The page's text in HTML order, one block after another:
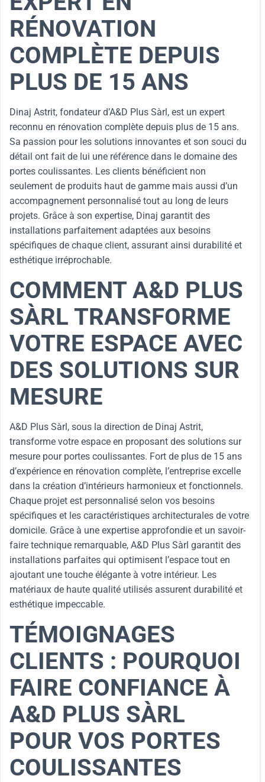
RÉNOVATION
COMPLÈTE DEPUIS
PLUS DE 15 ANS
Dinaj Astrit, fondateur d’A&D Plus Sàrl, est un expert
reconnu en rénovation complète depuis plus de 15 ans.
Sa passion pour les solutions innovantes et son souci du
détail ont fait de lui une référence dans le domaine des
portes coulissantes. Les clients bénéficient non
seulement de produits haut de gamme mais aussi d’un
accompagnement personnalisé tout au long de leurs
projets. Grâce à son expertise, Dinaj garantit des
installations parfaitement adaptées aux besoins
spécifiques de chaque client, assurant ainsi durabilité et
esthétique irréprochable.
COMMENT A&D PLUS
SÀRL TRANSFORME
VOTRE ESPACE AVEC
DES SOLUTIONS SUR
MESURE
A&D Plus Sàrl, sous la direction de Dinaj Astrit,
transforme votre espace en proposant des solutions sur
mesure pour portes coulissantes. Fort de plus de 15 ans
d’expérience en rénovation complète, l’entreprise excelle
dans la création d’intérieurs harmonieux et fonctionnels.
Chaque projet est personnalisé selon vos besoins
spécifiques et les caractéristiques architecturales de votre
domicile. Grâce à une expertise approfondie et un savoir-
faire technique remarquable, A&D Plus Sàrl garantit des
installations parfaites qui optimisent l’espace tout en
ajoutant une touche élégante à votre intérieur. Les
matériaux de haute qualité utilisés assurent durabilité et
esthétique impeccable.
TÉMOIGNAGES
CLIENTS : POURQUOI
FAIRE CONFIANCE À
A&D PLUS SÀRL
POUR VOS PORTES
COULISSANTES